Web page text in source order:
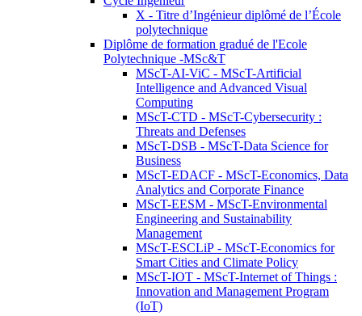
X - Titre d’Ingénieur diplômé de l’École
polytechnique
Diplôme de formation gradué de l'Ecole
Polytechnique -MSc&T
MScT-AI-ViC - MScT-Artificial
Intelligence and Advanced Visual
Computing
MScT-CTD - MScT-Cybersecurity :
Threats and Defenses
MScT-DSB - MScT-Data Science for
Business
MScT-EDACF - MScT-Economics, Data
Analytics and Corporate Finance
MScT-EESM - MScT-Environmental
Engineering and Sustainability
Management
MScT-ESCLiP - MScT-Economics for
Smart Cities and Climate Policy
MScT-IOT - MScT-Internet of Things :
Innovation and Management Program
(IoT)